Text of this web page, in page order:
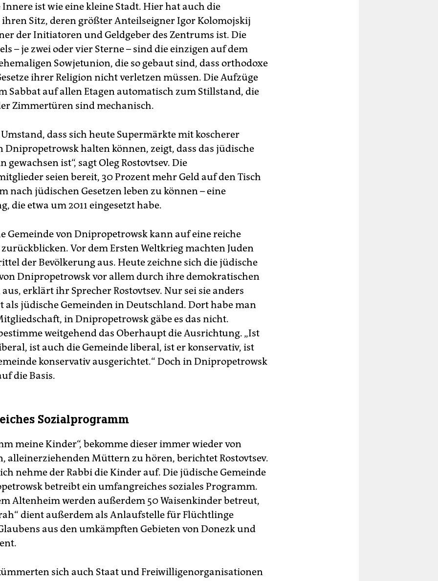
ist wie eine kleine Stadt. Hier hat auch die
Sitz, deren größter Anteilseigner Igor Kolomojskij
der Initiatoren und Geldgeber des Zentrums ist. Die
– je zwei oder vier Sterne – sind die einzigen auf dem
Sowjetunion, die so gebaut sind, dass orthodoxe
ihrer Religion nicht verletzen müssen. Die Aufzüge
Sabbat auf allen Etagen automatisch zum Stillstand, die
Zimmertüren sind mechanisch.
dass sich heute Supermärkte mit koscherer
Dnipropetrowsk halten können, zeigt, dass das jüdische
gewachsen ist“, sagt Oleg Rostovtsev. Die
seien bereit, 30 Prozent mehr Geld auf den Tisch
nach jüdischen Gesetzen leben zu können – eine
die etwa um 2011 eingesetzt habe.
Gemeinde von Dnipropetrowsk kann auf eine reiche
zurückblicken. Vor dem Ersten Weltkrieg machten Juden
der Bevölkerung aus. Heute zeichne sich die jüdische
Dnipropetrowsk vor allem durch ihre demokratischen
erklärt ihr Sprecher Rostovtsev. Nur sei sie anders
jüdische Gemeinden in Deutschland. Dort habe man
in Dnipropetrowsk gäbe es das nicht.
weitgehend das Oberhaupt die Ausrichtung. „Ist
ist auch die Gemeinde liberal, ist er konservativ, ist
konservativ ausgerichtet.“ Doch in Dnipropetrowsk
die Basis.
Sozialprogramm
meine Kinder“, bekomme dieser immer wieder von
alleinerziehenden Müttern zu hören, berichtet Rostovtsev.
nehme der Rabbi die Kinder auf. Die jüdische Gemeinde
betreibt ein umfangreiches soziales Programm.
Altenheim werden außerdem 50 Waisenkinder betreut,
dient außerdem als Anlaufstelle für Flüchtlinge
aus den umkämpften Gebieten von Donezk und
sich auch Staat und Freiwilligenorganisationen